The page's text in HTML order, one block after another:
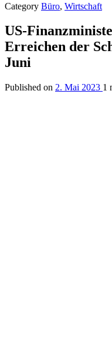
Category Büro, Wirtschaft
US-
Erreichen der
Juni
Published on 2. Mai 2023 1